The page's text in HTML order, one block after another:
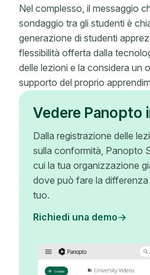
Nel complesso, il messaggio
sondaggio tra gli studenti è
generazione di studenti
flessibilità offerta dalla
delle lezioni e la considera un
supporto del proprio
Vedere Panopto
Dalla registrazione delle
sulla conformità, Panopto
cui la tua organizzazione
dove può fare la differenza
tuo.
Richiedi una demo